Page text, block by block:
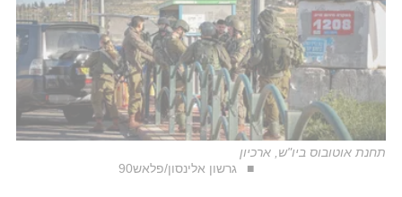
תחנת אוטובוס ביו"ש, ארכיון
גרשון אלינסון/פלאש90